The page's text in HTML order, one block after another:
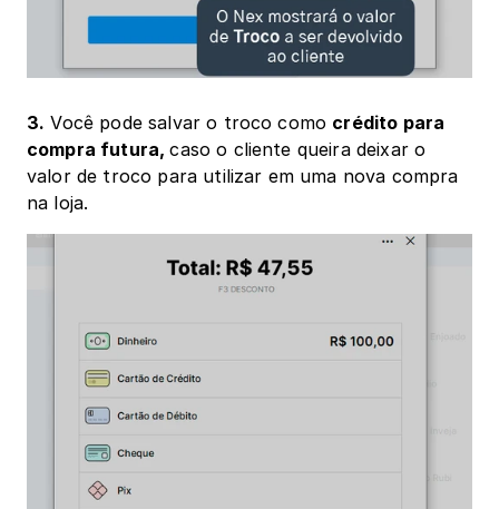
3. Você pode salvar o troco como crédito para
compra futura, caso o cliente queira deixar o
valor de troco para utilizar em uma nova compra
na loja.